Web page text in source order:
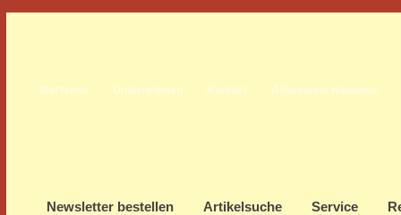
Startseite Unternehmen Kontakt Allgemeine Hinweise
Newsletter bestellen Artikelsuche Service